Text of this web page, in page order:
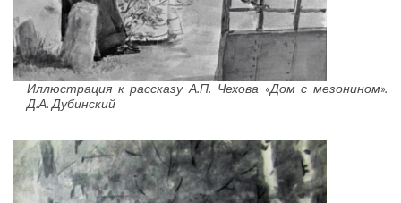
Иллюстрация к рассказу А.П. Чехова «Дом с мезонином».
Д.А. Дубинский